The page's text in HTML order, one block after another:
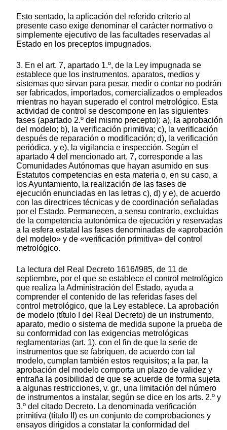
Esto sentado, la aplicación del referido criterio al
presente caso exige denominar el carácter normativo o
simplemente ejecutivo de las facultades reservadas al
Estado en los preceptos impugnados.
3. En el art. 7, apartado 1.º, de la Ley impugnada se
establece que los instrumentos, aparatos, medios y
sistemas que sirvan para pesar, medir o contar no podrán
ser fabricados, importados, comercializados o empleados
mientras no hayan superado el control metrológico. Esta
actividad de control se descompone en las siguientes
fases (apartado 2.º del mismo precepto): a), la aprobación
del modelo; b), la verificación primitiva; c), la verificación
después de reparación o modificación; d), la verificación
periódica, y e), la vigilancia e inspección. Según el
apartado 4 del mencionado art. 7, corresponde a las
Comunidades Autónomas que hayan asumido en sus
Estatutos competencias en esta materia o, en su caso, a
los Ayuntamiento, la realización de las fases de
ejecución enunciadas en las letras c), d) y e), de acuerdo
con las directrices técnicas y de coordinación señaladas
por el Estado. Permanecen, a sensu contrario, excluidas
de la competencia autonómica de ejecución y reservadas
a la esfera estatal las fases denominadas de «aprobación
del modelo» y de «verificación primitiva» del control
metrológico.
La lectura del Real Decreto 1616/I985, de 11 de
septiembre, por el que se establece el control metrológico
que realiza la Administración del Estado, ayuda a
comprender el contenido de las referidas fases del
control metrológico, que la Ley establece. La aprobación
de modelo (título I del Real Decreto) de un instrumento,
aparato, medio o sistema de medida supone la prueba de
su conformidad con las exigencias metrológicas
reglamentarias (art. 1), con el fin de que la serie de
instrumentos que se fabriquen, de acuerdo con tal
modelo, cumplan también estos requisitos; a la par, la
aprobación del modelo comporta un plazo de validez y
entraña la posibilidad de que se acuerde de forma sujeta
a algunas restricciones, v. gr., una limitación del número
de instrumentos a instalar, según se dice en los arts. 2.º y
3.º del citado Decreto. La denominada verificación
primitiva (título II) es un conjunto de comprobaciones y
ensayos dirigidos a constatar la conformidad del